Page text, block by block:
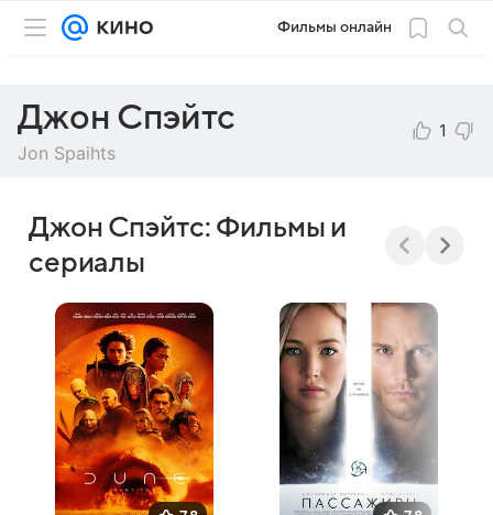
Фильмы онлайн
Джон Спэйтс
Jon Spaihts
1
Джон Спэйтс: Фильмы и
сериалы